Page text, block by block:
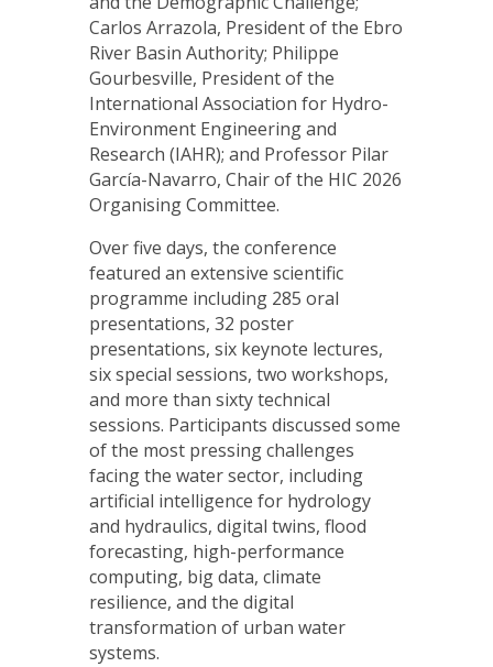
Carlos Arrazola, President of the Ebro
River Basin Authority; Philippe
Gourbesville, President of the
International Association for Hydro-
Environment Engineering and
Research (IAHR); and Professor Pilar
García-Navarro, Chair of the HIC 2026
Organising Committee.
Over five days, the conference
featured an extensive scientific
programme including 285 oral
presentations, 32 poster
presentations, six keynote lectures,
six special sessions, two workshops,
and more than sixty technical
sessions. Participants discussed some
of the most pressing challenges
facing the water sector, including
artificial intelligence for hydrology
and hydraulics, digital twins, flood
forecasting, high-performance
computing, big data, climate
resilience, and the digital
transformation of urban water
systems.